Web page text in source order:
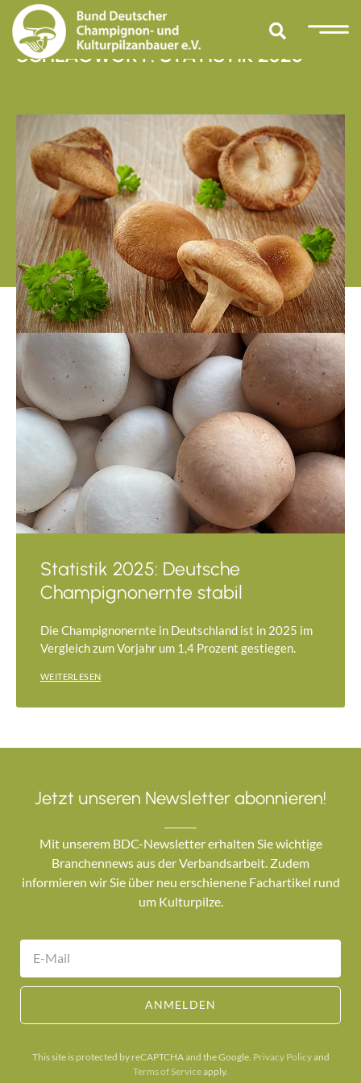
SCHLAGWORT: STATISTIK 2025
Statistik 2025: Deutsche
Champignonernte stabil
Die Champignonernte in Deutschland ist in 2025 im
Vergleich zum Vorjahr um 1,4 Prozent gestiegen.
WEITERLESEN
Jetzt unseren Newsletter abonnieren!
Mit unserem BDC-Newsletter erhalten Sie wichtige
Branchennews aus der Verbandsarbeit. Zudem
informieren wir Sie über neu erschienene Fachartikel rund
um Kulturpilze.
ANMELDEN
This site is protected by reCAPTCHA and the Google. Privacy Policyand
Terms of Serviceapply.